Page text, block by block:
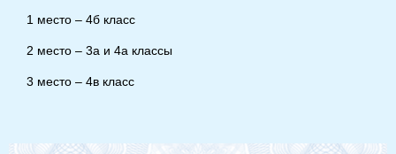
1 место – 4б класс
2 место – 3а и 4а классы
3 место – 4в класс